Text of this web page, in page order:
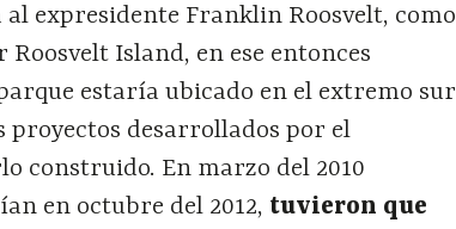
al expresidente Franklin Roosvelt, como
Island, en ese entonces
estaría ubicado en el extremo sur
proyectos desarrollados por el
construido. En marzo del 2010
en octubre del 2012, tuvieron que